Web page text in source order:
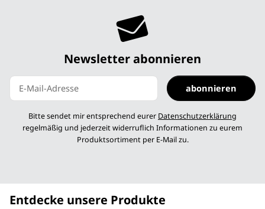
Newsletter abonnieren
abonnieren
Bitte sendet mir entsprechend eurer Datenschutzerklärung
regelmäßig und jederzeit widerruflich Informationen zu eurem
Produktsortiment per E-Mail zu.
Entdecke unsere Produkte